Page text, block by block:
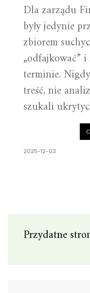
Dla zarządu
były jedynie
zbiorem
„odfajkować”
terminie.
treść, nie
szukali
2025-12-03
Przydatne